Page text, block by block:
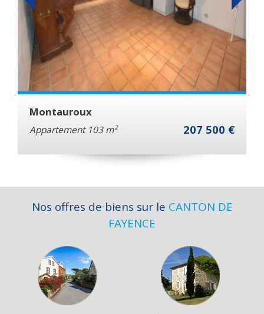
207 500 € Maison 210.6 m²
Nos offres de biens sur le CANTON DE
FAYENCE